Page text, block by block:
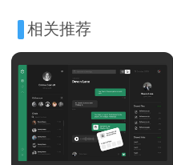
相关推荐